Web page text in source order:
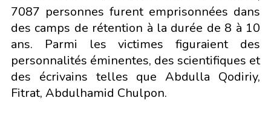
7087 personnes furent emprisonnées dans
des camps de rétention à la durée de 8 à 10
ans. Parmi les victimes figuraient des
personnalités éminentes, des scientifiques et
des écrivains telles que Abdulla Qodiriy,
Fitrat, Abdulhamid Chulpon.